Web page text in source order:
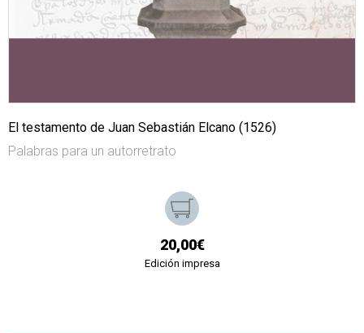
El testamento de Juan Sebastián Elcano (1526)
Palabras para un autorretrato
20,00€
Edición impresa